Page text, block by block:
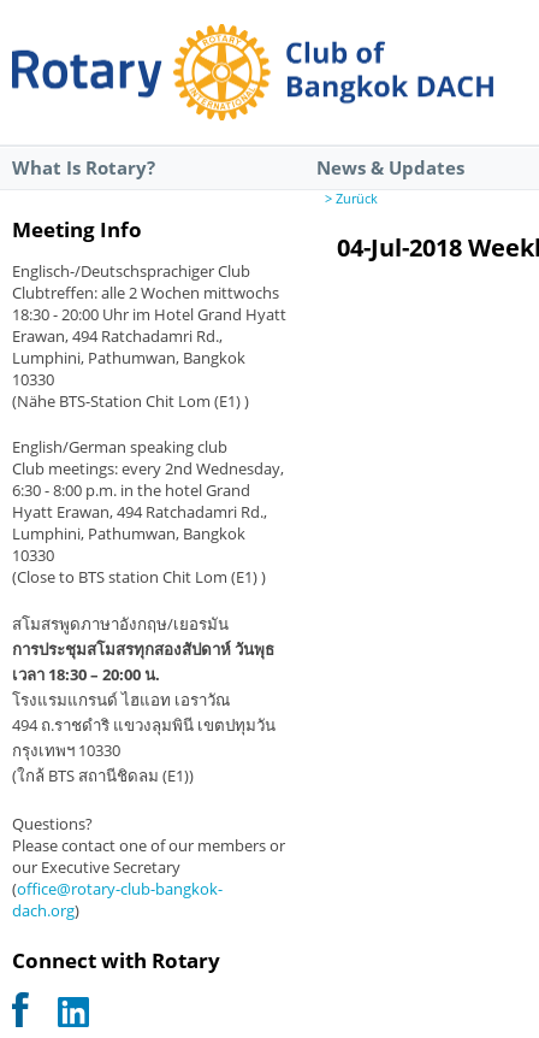
What Is Rotary? News & Updates
Meeting Info
Englisch-/Deutschsprachiger Club
Clubtreffen: alle 2 Wochen mittwochs
18:30 - 20:00 Uhr im Hotel Grand Hyatt
Erawan, 494 Ratchadamri Rd.,
Lumphini, Pathumwan, Bangkok
10330
(Nähe BTS-Station Chit Lom (E1) )
English/German speaking club
Club meetings: every 2nd Wednesday,
6:30 - 8:00 p.m. in the hotel Grand
Hyatt Erawan, 494 Ratchadamri Rd.,
Lumphini, Pathumwan, Bangkok
10330
(Close to BTS station Chit Lom (E1) )
สโมสรพูดภาษาอังกฤษ/เยอรมัน
การประชุมสโมสรทุกสองสัปดาห์ วันพุธ
เวลา 18:30 – 20:00 น.
โรงแรมแกรนด์ ไฮแอท เอราวัณ
494 ถ.ราชดำริ แขวงลุมพินี เขตปทุมวัน
กรุงเทพฯ 10330
(ใกล้ BTS สถานีชิดลม (E1))
Questions?
Please contact one of our members or
our Executive Secretary
(office@rotary-club-bangkok-
dach.org)
Connect with Rotary
> Zurück
04-Jul-2018